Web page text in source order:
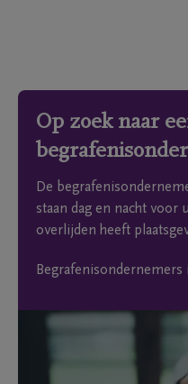
Op zoek naar
De
staan dag en nacht voor
overlijden heeft